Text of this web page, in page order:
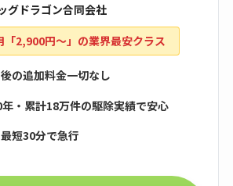
グドラゴン合同会社
「2,900円〜」の業界最安クラス
の追加料金一切なし
・累計18万件の駆除実績で安心
短30分で急行